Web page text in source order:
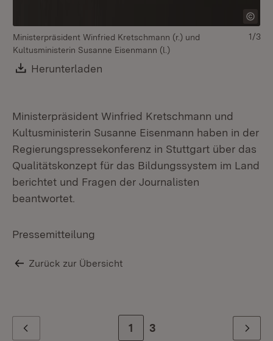
Ministerpräsident Winfried Kretschmann (r.) und
Kultusministerin Susanne Eisenmann (l.)
Download:
Herunterladen
1/3
Ministerpräsident Winfried Kretschmann und
Kultusministerin Susanne Eisenmann haben in der
Regierungspressekonferenz in Stuttgart über das
Qualitätskonzept für das Bildungssystem im Land
berichtet und Fragen der Journalisten
beantwortet.
Pressemitteilung
Zurück zur Übersicht
Zur Seite
1 Zur letzten Seite
3 Weiter